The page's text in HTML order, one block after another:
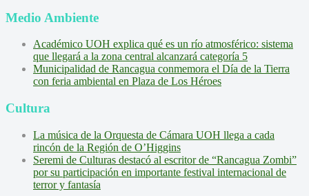
Medio Ambiente
Académico UOH explica qué es un río atmosférico: sistema
que llegará a la zona central alcanzará categoría 5
Municipalidad de Rancagua conmemora el Día de la Tierra
con feria ambiental en Plaza de Los Héroes
Cultura
La música de la Orquesta de Cámara UOH llega a cada
rincón de la Región de O’Higgins
Seremi de Culturas destacó al escritor de “Rancagua Zombi”
por su participación en importante festival internacional de
terror y fantasía